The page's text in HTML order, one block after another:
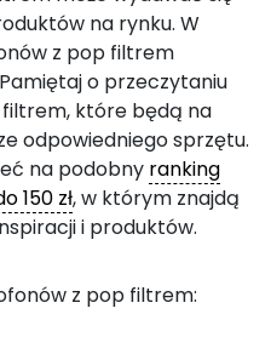
na rynku. W
z pop filtrem
o przeczytaniu
które będą na
odpowiedniego sprzętu.
na podobny ranking
150 zł, w którym znajdą
i produktów.
z pop filtrem: